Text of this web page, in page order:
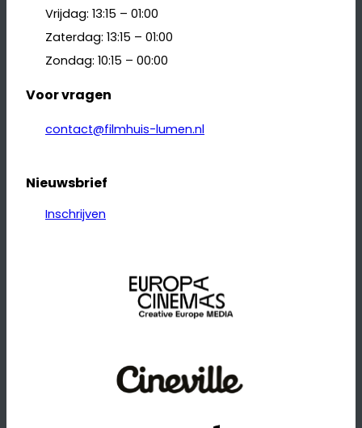
Vrijdag: 13:15 – 01:00
Zaterdag: 13:15 – 01:00
Zondag: 10:15 – 00:00
Voor vragen
contact@filmhuis-lumen.nl
Nieuwsbrief
Inschrijven